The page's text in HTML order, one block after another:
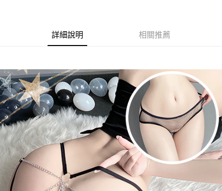
詳細說明 相關推薦